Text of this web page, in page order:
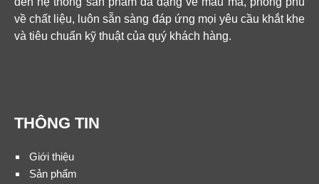
về chất liệu, luôn sẵn sàng đáp ứng mọi yêu cầu khắt khe
và tiêu chuẩn kỹ thuật của quý khách hàng.
THÔNG TIN
Giới thiệu
Sản phẩm